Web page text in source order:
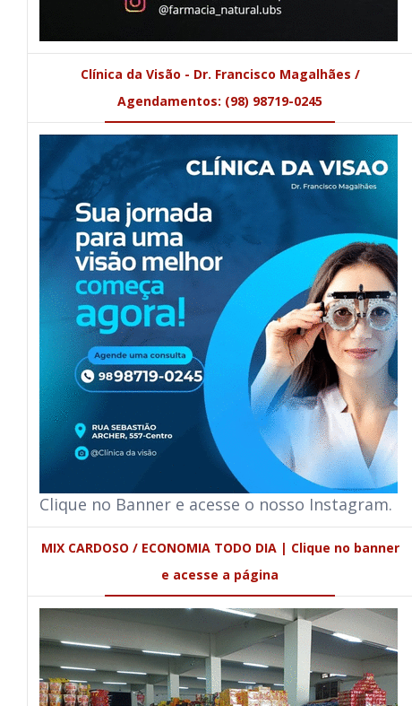
Clínica da Visão - Dr. Francisco Magalhães /
Agendamentos: (98) 98719-0245
Clique no Banner e acesse o nosso Instagram.
MIX CARDOSO / ECONOMIA TODO DIA | Clique no banner
e acesse a página